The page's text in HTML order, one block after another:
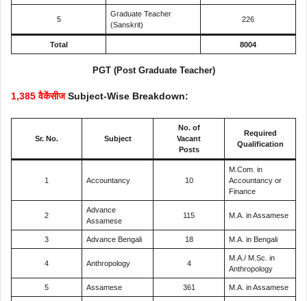
5
Graduate Teacher
(Sanskrit)
226
Total 8004
PGT (Post Graduate Teacher)
1,385 वैकेंसीज Subject-Wise Breakdown:
Sr. No. Subject
No. of
Vacant
Posts
Required
Qualification
1 Accountancy 10
M.Com. in
Accountancy or
Finance
2
Advance
Assamese
115 M.A. in Assamese
3 Advance Bengali 18 M.A. in Bengali
4 Anthropology 4
M.A./ M.Sc. in
Anthropology
5 Assamese 361 M.A. in Assamese